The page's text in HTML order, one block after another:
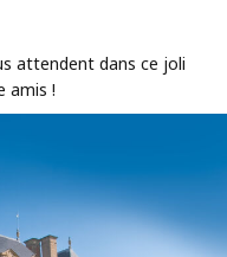
attendent dans ce joli
amis !